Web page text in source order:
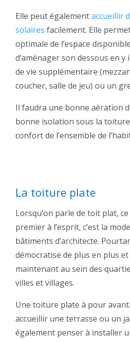
Elle peut égalementaccueillir
solaires facilement. Elle
optimale de l’espace
d’aménager son dessous en
de vie supplémentaire
coucher, salle de jeu) ou un
Il faudra une bonne aération
bonne isolation sous la
confort de l’ensemble de
La toiture plate
Lorsqu’on parle de toit plat,
premier à l’esprit, c’est la
bâtiments d’architecte.
démocratise de plus en plus
maintenant au sein des
villes et villages.
Une toiture plate à pour
accueillir une terrasse ou un
également penser à installer